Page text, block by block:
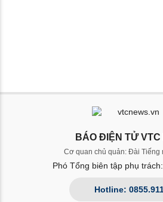
BÁO ĐIỆN TỬ VTC
Cơ quan chủ quản: Đài Tiếng
Phó Tổng biên tập phụ trách:
Hotline: